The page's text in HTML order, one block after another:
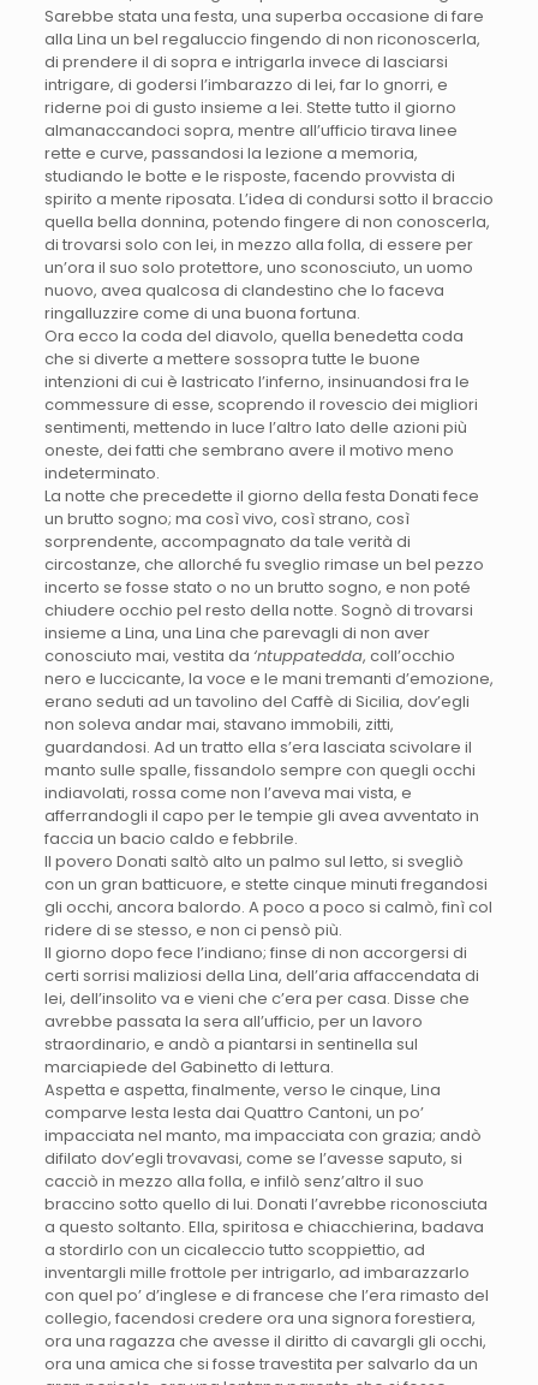
Sarebbe stata una festa, una superba occasione di fare
alla Lina un bel regaluccio fingendo di non riconoscerla,
di prendere il di sopra e intrigarla invece di lasciarsi
intrigare, di godersi l’imbarazzo di lei, far lo gnorri, e
riderne poi di gusto insieme a lei. Stette tutto il giorno
almanaccandoci sopra, mentre all’ufficio tirava linee
rette e curve, passandosi la lezione a memoria,
studiando le botte e le risposte, facendo provvista di
spirito a mente riposata. L’idea di condursi sotto il braccio
quella bella donnina, potendo fingere di non conoscerla,
di trovarsi solo con lei, in mezzo alla folla, di essere per
un’ora il suo solo protettore, uno sconosciuto, un uomo
nuovo, avea qualcosa di clandestino che lo faceva
ringalluzzire come di una buona fortuna.
Ora ecco la coda del diavolo, quella benedetta coda
che si diverte a mettere sossopra tutte le buone
intenzioni di cui è lastricato l’inferno, insinuandosi fra le
commessure di esse, scoprendo il rovescio dei migliori
sentimenti, mettendo in luce l’altro lato delle azioni più
oneste, dei fatti che sembrano avere il motivo meno
indeterminato.
La notte che precedette il giorno della festa Donati fece
un brutto sogno; ma così vivo, così strano, così
sorprendente, accompagnato da tale verità di
circostanze, che allorché fu sveglio rimase un bel pezzo
incerto se fosse stato o no un brutto sogno, e non poté
chiudere occhio pel resto della notte. Sognò di trovarsi
insieme a Lina, una Lina che parevagli di non aver
conosciuto mai, vestita da ‘ntuppatedda, coll’occhio
nero e luccicante, la voce e le mani tremanti d’emozione,
erano seduti ad un tavolino del Caffè di Sicilia, dov’egli
non soleva andar mai, stavano immobili, zitti,
guardandosi. Ad un tratto ella s’era lasciata scivolare il
manto sulle spalle, fissandolo sempre con quegli occhi
indiavolati, rossa come non l’aveva mai vista, e
afferrandogli il capo per le tempie gli avea avventato in
faccia un bacio caldo e febbrile.
Il povero Donati saltò alto un palmo sul letto, si svegliò
con un gran batticuore, e stette cinque minuti fregandosi
gli occhi, ancora balordo. A poco a poco si calmò, finì col
ridere di se stesso, e non ci pensò più.
Il giorno dopo fece l’indiano; finse di non accorgersi di
certi sorrisi maliziosi della Lina, dell’aria affaccendata di
lei, dell’insolito va e vieni che c’era per casa. Disse che
avrebbe passata la sera all’ufficio, per un lavoro
straordinario, e andò a piantarsi in sentinella sul
marciapiede del Gabinetto di lettura.
Aspetta e aspetta, finalmente, verso le cinque, Lina
comparve lesta lesta dai Quattro Cantoni, un po’
impacciata nel manto, ma impacciata con grazia; andò
difilato dov’egli trovavasi, come se l’avesse saputo, si
cacciò in mezzo alla folla, e infilò senz’altro il suo
braccino sotto quello di lui. Donati l’avrebbe riconosciuta
a questo soltanto. Ella, spiritosa e chiacchierina, badava
a stordirlo con un cicaleccio tutto scoppiettio, ad
inventargli mille frottole per intrigarlo, ad imbarazzarlo
con quel po’ d’inglese e di francese che l’era rimasto del
collegio, facendosi credere ora una signora forestiera,
ora una ragazza che avesse il diritto di cavargli gli occhi,
ora una amica che si fosse travestita per salvarlo da un